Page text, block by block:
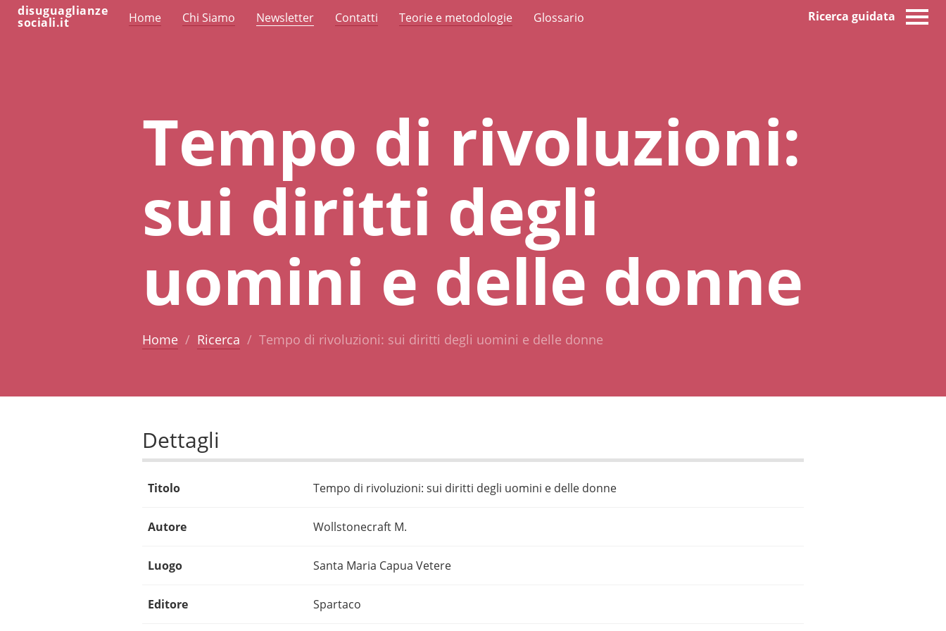
disuguaglianze
sociali.it Home Chi Siamo Newsletter Contatti Teorie e metodologie Glossario Ricerca guidata
Tempo di rivoluzioni:
sui diritti degli
uomini e delle donne
Home Ricerca Tempo di rivoluzioni: sui diritti degli uomini e delle donne
Dettagli
Titolo Tempo di rivoluzioni: sui diritti degli uomini e delle donne
Autore Wollstonecraft M.
Luogo Santa Maria Capua Vetere
Editore Spartaco